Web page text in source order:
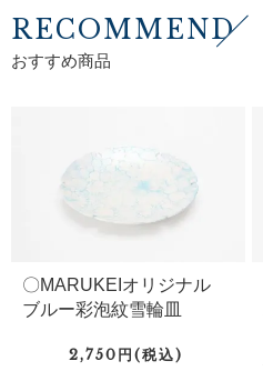
RECOMMEND
おすすめ商品
〇MARUKEIオリジナル
ブルー彩泡紋雪輪皿
2,750円(税込)